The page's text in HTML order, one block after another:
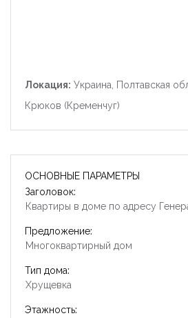
Локация: Украина, Полтавская
Крюков (Кременчуг)
ОСНОВНЫЕ ПАРАМЕТРЫ
Заголовок:
Квартиры в доме по адресу
Предложение:
Многоквартирный дом
Тип дома:
Хрущевка
Этажность:
Запомнить